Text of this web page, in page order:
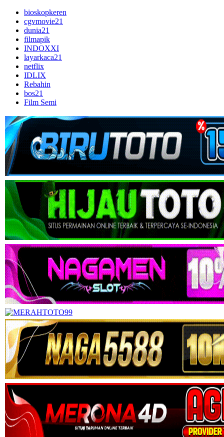
bioskopkeren
cgvmovie21
dunia21
filmapik
INDOXXI
layarkaca21
netflix
IDLIX
Rebahin
bos21
Film Semi